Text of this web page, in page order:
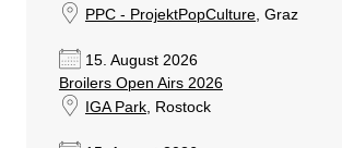
PPC - ProjektPopCulture, Graz
15. August 2026
Broilers Open Airs 2026
IGA Park, Rostock